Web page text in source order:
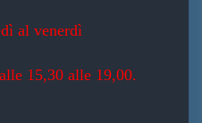
al venerdì
15,30 alle 19,00.